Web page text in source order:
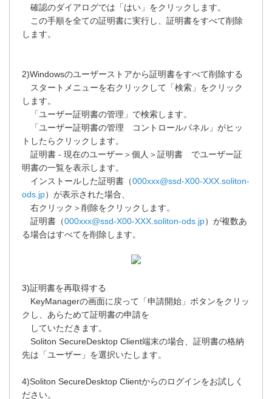
確認のダイアログでは「はい」をクリックします。
この手順を全ての証明書に実行し、証明書をすべて削除
します。
2)Windowsのユーザーストアから証明書をすべて削除する
スタートメニューを右クリックして「検索」をクリック
します。
「ユーザー証明書の管理」で検索します。
「ユーザー証明書の管理 コントロールパネル」がヒッ
トしたらクリックします。
証明書 - 現在のユーザー＞個人＞証明書 でユーザー証
明書の一覧を表示します。
インストールした証明書（000xxx@ssd-X00-XXX.soliton-
ods.jp）が表示された場合、
右クリック＞削除をクリックします。
証明書（000xxx@ssd-X00-XXX.soliton-ods.jp）が複数あ
る場合はすべてを削除します。
3)証明書を再取得する
KeyManagerの画面に戻って「申請開始」ボタンをクリッ
クし、あらためて証明書の申請を
していただきます。
Soliton SecureDesktop Client端末の場合、証明書の格納
先は「ユーザー」を選択いたします。
4)Soliton SecureDesktop Clientからのログインをお試しく
ださい。